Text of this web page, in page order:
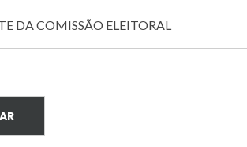
DA COMISSÃO ELEITORAL